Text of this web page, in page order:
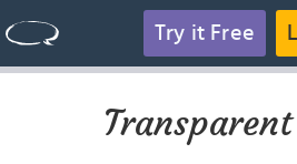
Try it Free